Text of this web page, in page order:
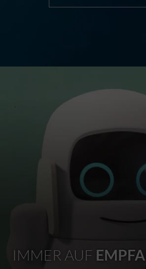
IMMER AUF